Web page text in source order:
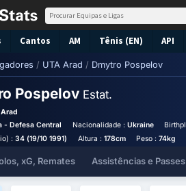
Cantos AM Tênis (EN) API
/ UTA Arad / Dmytro Pospelov
Pospelov Estat.
- Defesa Central Nacionalidade : Ukraine
: 34 (19/10 1991) Altura : 178cm Peso :74kg
xG, Remates Assistências e Passes